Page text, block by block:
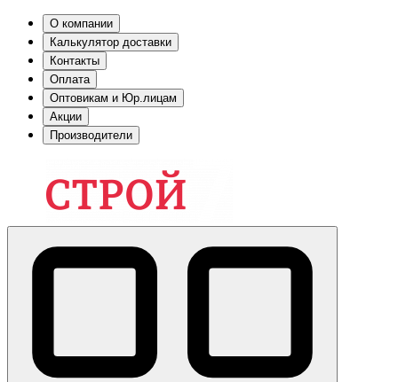
О компании
Калькулятор доставки
Контакты
Оплата
Оптовикам и Юр.лицам
Акции
Производители